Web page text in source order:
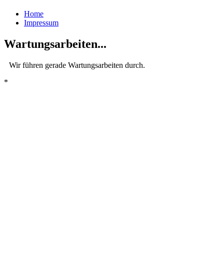
Home
Impressum
Wartungsarbeiten...
Wir führen gerade Wartungsarbeiten durch.
*